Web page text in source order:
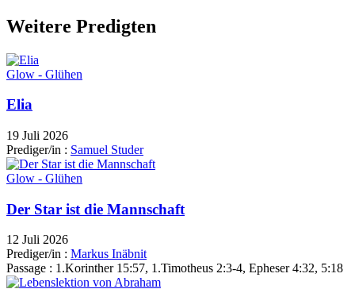
Weitere Predigten
Glow - Glühen
Elia
19 Juli 2026
Prediger/in : Samuel Studer
Glow - Glühen
Der Star ist die Mannschaft
12 Juli 2026
Prediger/in : Markus Inäbnit
Passage : 1.Korinther 15:57, 1.Timotheus 2:3-4, Epheser 4:32, 5:18